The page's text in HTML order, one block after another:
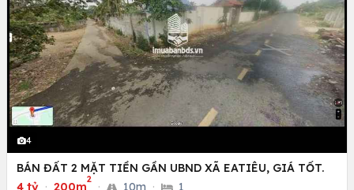
4
BÁN ĐẤT 2 MẶT TIỀN GẦN UBND XÃ EATIÊU, GIÁ TỐT.
4 tỷ · 200m
2
· 10m · 1